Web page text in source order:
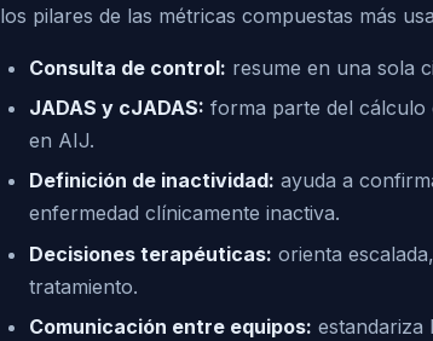
los pilares de las métricas compuestas más
Consulta de control: resume en una sola
JADAS y cJADAS: forma parte del cálculo
en AIJ.
Definición de inactividad: ayuda a
enfermedad clínicamente inactiva.
Decisiones terapéuticas: orienta
tratamiento.
Comunicación entre equipos: estandariza